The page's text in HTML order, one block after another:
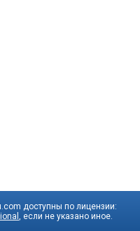
доступны по лицензии:
, если не указано иное.